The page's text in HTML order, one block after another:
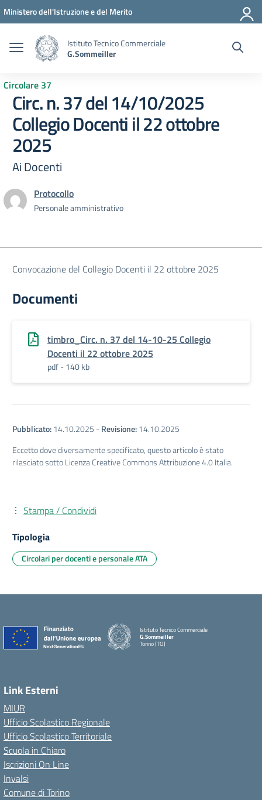
Vai ai contenuti
Vai al menu di navigazione
Vai al footer
Ministero dell'Istruzione e del Merito
Istituto Tecnico Commerciale
G.Sommeiller
Circolare 37
Circ. n. 37 del 14/10/2025
Collegio Docenti il 22 ottobre
2025
Ai Docenti
Protocollo
Personale amministrativo
Convocazione del Collegio Docenti il 22 ottobre 2025
Documenti
timbro_Circ. n. 37 del 14-10-25 Collegio
Docenti il 22 ottobre 2025
pdf - 140 kb
Pubblicato:14.10.2025 -Revisione:14.10.2025
Eccetto dove diversamente specificato, questo articolo è stato
rilasciato sotto Licenza Creative Commons Attribuzione 4.0 Italia.
Stampa / Condividi
Tipologia
Circolari per docenti e personale ATA
Istituto Tecnico Commerciale
G.Sommeiller
Torino (TO)
Link Esterni
MIUR
Ufficio Scolastico Regionale
Ufficio Scolastico Territoriale
Scuola in Chiaro
Iscrizioni On Line
Invalsi
Comune di Torino